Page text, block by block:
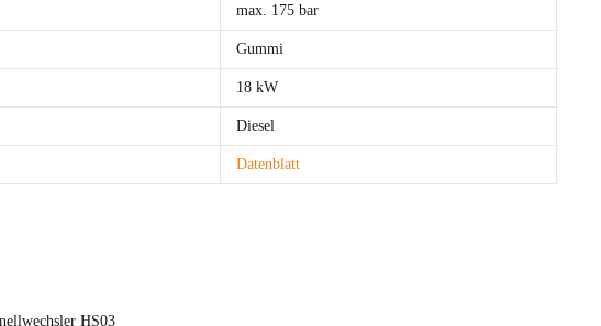
max. 175 bar
Gummi
18 kW
Diesel
Datenblatt
Hydraulischer Schnellwechsler HS03